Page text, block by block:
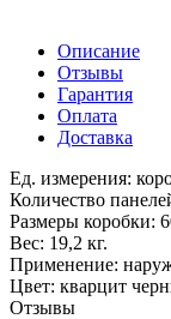
Описание
Отзывы
Гарантия
Оплата
Доставка
Ед. измерения:
Количество
Размеры коробки:
Вес: 19,2 кг.
Применение:
Цвет: кварцит
Отзывы